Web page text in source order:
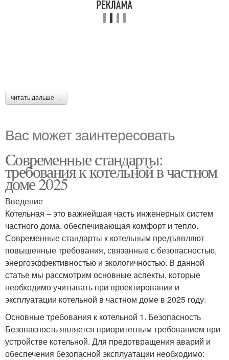
читать дальше →
Вас может заинтересовать
Современные стандарты:
требования к котельной в частном
доме 2025
Введение
Котельная – это важнейшая часть инженерных систем
частного дома, обеспечивающая комфорт и тепло.
Современные стандарты к котельным предъявляют
повышенные требования, связанные с безопасностью,
энергоэффективностью и экологичностью. В данной
статье мы рассмотрим основные аспекты, которые
необходимо учитывать при проектировании и
эксплуатации котельной в частном доме в 2025 году.
Основные требования к котельной 1. Безопасность
Безопасность является приоритетным требованием при
устройстве котельной. Для предотвращения аварий и
обеспечения безопасной эксплуатации необходимо: